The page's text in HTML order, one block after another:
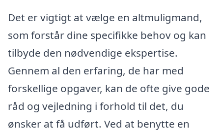
Det er vigtigt at vælge en altmuligmand,
som forstår dine specifikke behov og kan
tilbyde den nødvendige ekspertise.
Gennem al den erfaring, de har med
forskellige opgaver, kan de ofte give gode
råd og vejledning i forhold til det, du
ønsker at få udført. Ved at benytte en